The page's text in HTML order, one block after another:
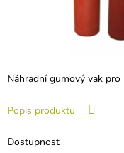
Náhradní gumový vak
Popis produktu
Dostupnost